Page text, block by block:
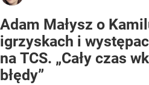
Adam Małysz o
igrzyskach i
na TCS. „Cały czas
błędy”